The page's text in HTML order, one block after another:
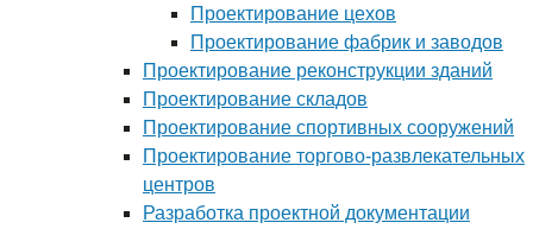
Проектирование цехов
Проектирование фабрик и заводов
Проектирование реконструкции зданий
Проектирование складов
Проектирование спортивных сооружений
Проектирование торгово-развлекательных
центров
Разработка проектной документации